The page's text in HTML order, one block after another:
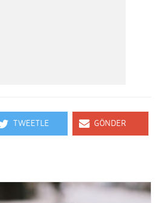
TWEETLE GÖNDER